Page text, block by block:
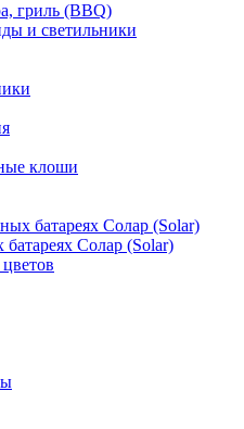
гриль (BBQ)
и светильники
клоши
батареях Солар (Solar)
Солар (Solar)